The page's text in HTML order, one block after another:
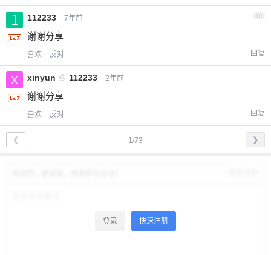
112233 7年前 10
谢谢分享
喜欢 反对 回复
xinyun @ 112233 2年前
谢谢分享
喜欢 反对 回复
1/73
❮ ❯
登录 快速注册